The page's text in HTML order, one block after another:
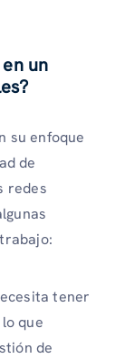
un
su enfoque
de
redes
tener
que
de